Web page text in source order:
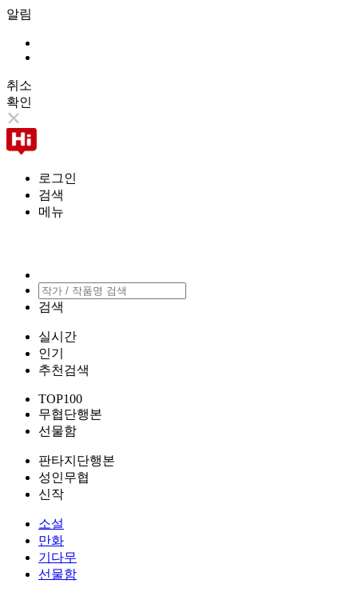
알림
취소
확인
로그인
검색
메뉴
검색
실시간
인기
추천검색
TOP100
무협단행본
선물함
판타지단행본
성인무협
신작
소설
만화
기다무
선물함